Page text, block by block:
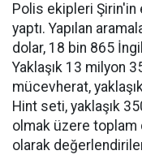
Polis ekipleri Şirin'in
yaptı. Yapılan
dolar, 18 bin 865
Yaklaşık 13 milyon
mücevherat,
Hint seti, yaklaşık
olmak üzere toplam
olarak